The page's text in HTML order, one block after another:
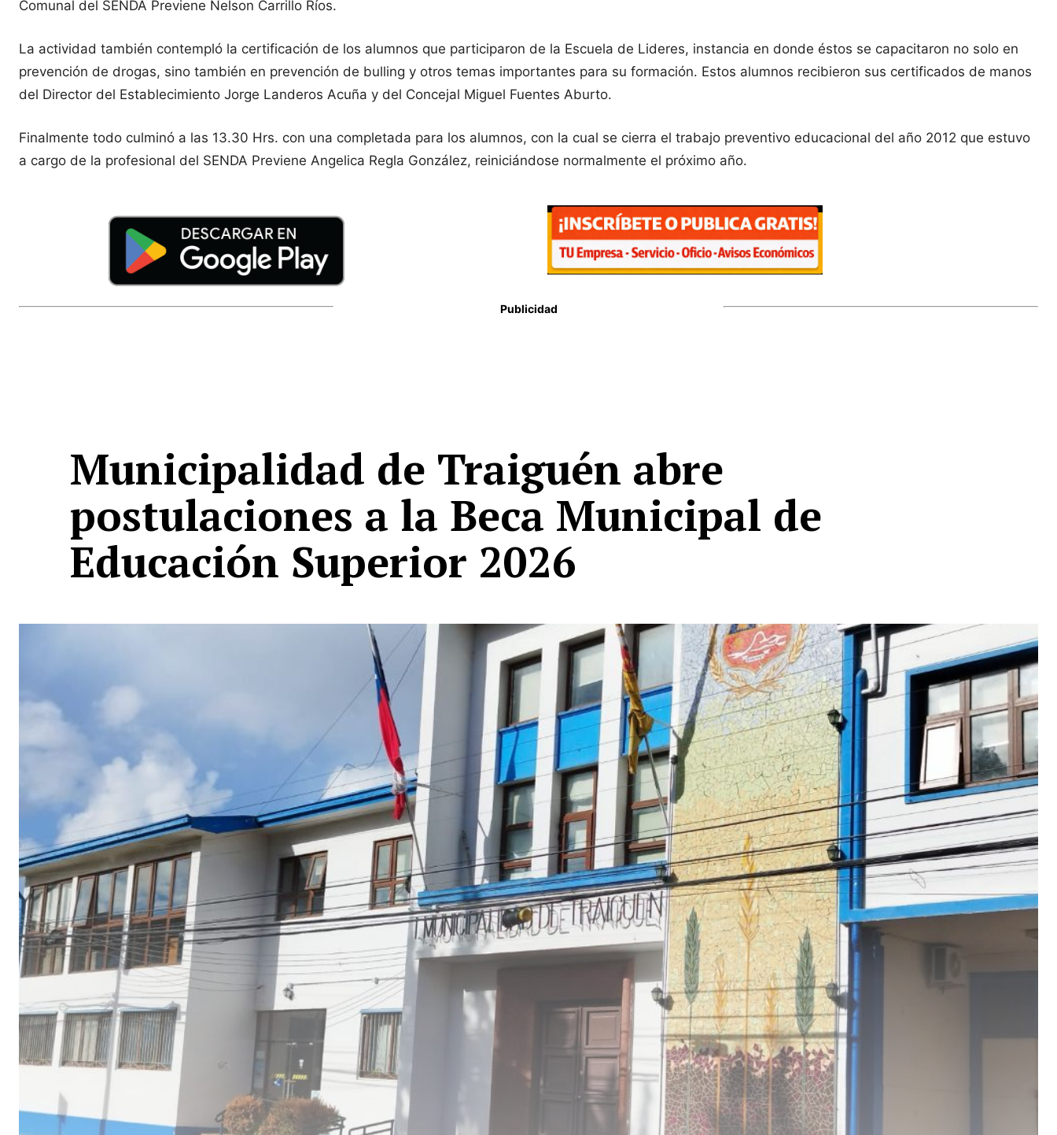
Comunal del SENDA Previene Nelson Carrillo Ríos.
La actividad también contempló la certificación de los alumnos que participaron de la Escuela de Lideres, instancia en donde éstos se capacitaron no solo en
prevención de drogas, sino también en prevención de bulling y otros temas importantes para su formación. Estos alumnos recibieron sus certificados de manos
del Director del Establecimiento Jorge Landeros Acuña y del Concejal Miguel Fuentes Aburto.
Finalmente todo culminó a las 13.30 Hrs. con una completada para los alumnos, con la cual se cierra el trabajo preventivo educacional del año 2012 que estuvo
a cargo de la profesional del SENDA Previene Angelica Regla González, reiniciándose normalmente el próximo año.
Publicidad